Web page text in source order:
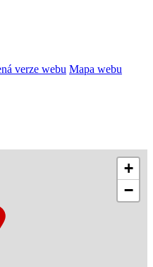
verze webu Mapa webu
+
−